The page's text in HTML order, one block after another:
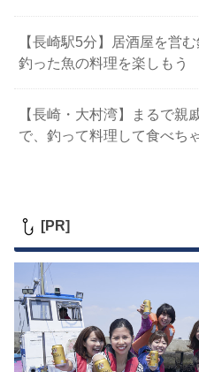
【長崎駅5分】居酒屋を営
釣った魚の料理を楽しもう
【長崎・大村湾】まるで親
で、釣って料理して食べち
[PR]